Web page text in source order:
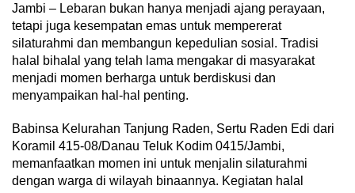
Jambi – Lebaran bukan hanya menjadi ajang perayaan,
tetapi juga kesempatan emas untuk mempererat
silaturahmi dan membangun kepedulian sosial. Tradisi
halal bihalal yang telah lama mengakar di masyarakat
menjadi momen berharga untuk berdiskusi dan
menyampaikan hal-hal penting.
Babinsa Kelurahan Tanjung Raden, Sertu Raden Edi dari
Koramil 415-08/Danau Teluk Kodim 0415/Jambi,
memanfaatkan momen ini untuk menjalin silaturahmi
dengan warga di wilayah binaannya. Kegiatan halal